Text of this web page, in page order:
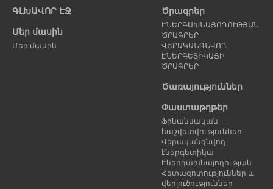
էջ
ԳԼԽԱՎՈՐ ԷՋ
Մեր մասին
Մեր մասին
Ծրագրեր
ԷՆԵՐԳԱԽՆԱՅՈՂՈՒԹՅԱՆ
ԾՐԱԳՐԵՐ
ՎԵՐԱԿԱՆԳՆՎՈՂ
ԷՆԵՐԳԵՏԻԿԱՅԻ
ԾՐԱԳՐԵՐ
Ծառայություններ
Փաստաթղթեր
Ֆինանսական
հաշվետվություններ
Վերականգնվող
էներգետիկա
Էներգախնայողության
Հետազոտություններ և
վերլուծություններ